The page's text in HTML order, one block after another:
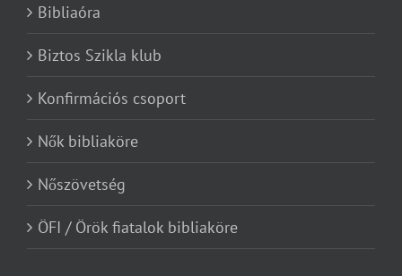
Bibliaóra
Biztos Szikla klub
Konfirmációs csoport
Nők bibliaköre
Nőszövetség
ÖFI / Örök fiatalok bibliaköre